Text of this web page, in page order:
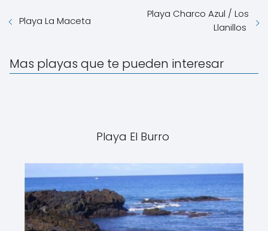
Playa La Maceta
Playa Charco Azul / Los
Llanillos
Mas playas que te pueden interesar
Playa El Burro